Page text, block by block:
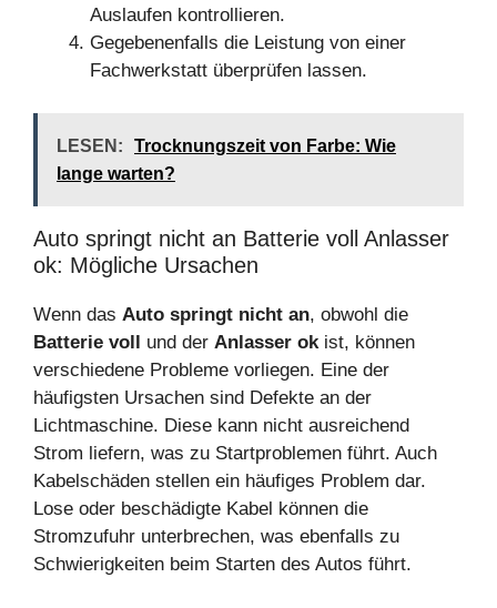
Auslaufen kontrollieren.
Gegebenenfalls die Leistung von einer
Fachwerkstatt überprüfen lassen.
LESEN:
Trocknungszeit von Farbe: Wie
lange warten?
Auto springt nicht an Batterie voll Anlasser
ok: Mögliche Ursachen
Wenn das Auto springt nicht an, obwohl die
Batterie voll und der Anlasser okist, können
verschiedene Probleme vorliegen. Eine der
häufigsten Ursachen sind Defekte an der
Lichtmaschine. Diese kann nicht ausreichend
Strom liefern, was zu Startproblemen führt. Auch
Kabelschäden stellen ein häufiges Problem dar.
Lose oder beschädigte Kabel können die
Stromzufuhr unterbrechen, was ebenfalls zu
Schwierigkeiten beim Starten des Autos führt.